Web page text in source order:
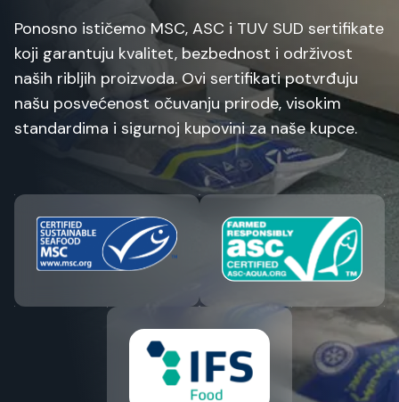
Ponosno ističemo MSC, ASC i TUV SUD sertifikate
koji garantuju kvalitet, bezbednost i održivost
naših ribljih proizvoda. Ovi sertifikati potvrđuju
našu posvećenost očuvanju prirode, visokim
standardima i sigurnoj kupovini za naše kupce.